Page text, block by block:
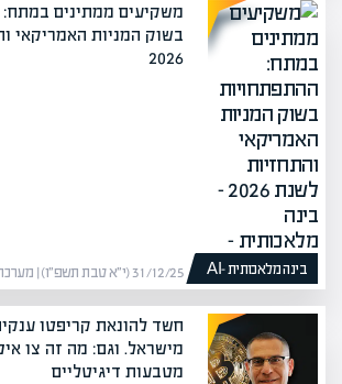
בינה מלאכותית -AI
משקיעים ממתינים
בשוק המניות האמריקאי
2026
31/12/25 (י״א טבת תשפ״ו) | מערכת אפיק
חשד להונאת קריפטו
מישראל. וגם: מה זה צו
מטבעות דיגיטליים